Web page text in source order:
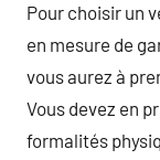
Pour choisir un
en mesure de
vous aurez à
Vous devez en
formalités